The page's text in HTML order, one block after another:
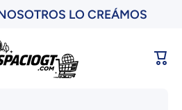
LO CREÁMOS